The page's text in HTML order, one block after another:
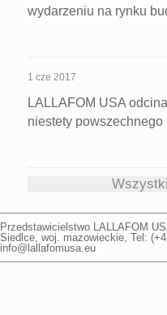
wydarzeniu na rynku
1 cze 2017
LALLAFOM USA
niestety
Przedstawicielstwo LALLAFOM
Siedlce woj. mazowieckie , Tel:
info@lallafomusa.eu